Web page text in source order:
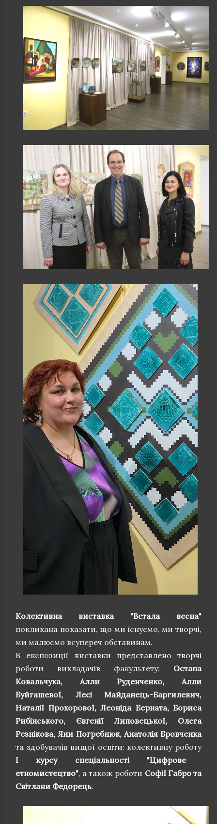
Колективна виставка "Встала весна"
покликана показати, що ми існуємо, ми творчі,
ми малюємо всупереч обставинам.
В експозиції виставки представлено творчі
роботи викладачів факультету: Остапа
Ковальчука, Алли Руденченко, Алли
Буйгашевої, Лесі Майданець-Баргилевич,
Наталії Прохорової, Леоніда Берната, Бориса
Рибінського, Євгенії Липовецької, Олега
Резнікова, Яни Погребнюк, Анатолія Бровченка
та здобувачів вищої освіти: колективну роботу
І курсу спеціальності "Цифрове
етномистецтво", а також роботи Софії Габро та
Світлани Федорець.